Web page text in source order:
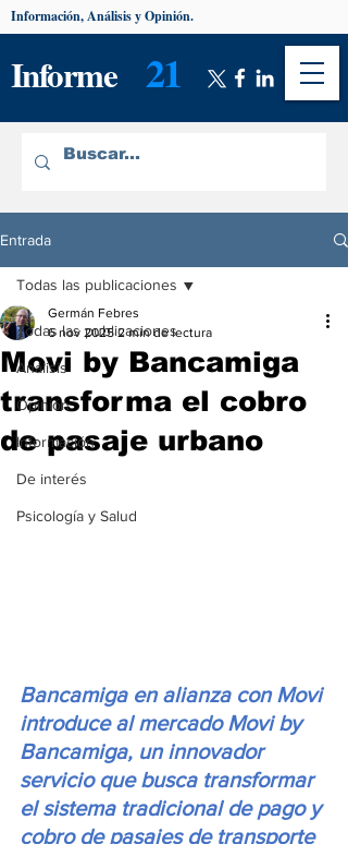
Informe 21
Información, Análisis y Opinión.
Entrada
Todas las publicaciones
Análisis
Opinión
Información
De interés
Psicología y Salud
Todas las publicaciones
Movi by Bancamiga
transforma el cobro
de pasaje urbano
Germán Febres
6 nov 2025 2 min de lectura
Bancamiga en alianza con Movi
introduce al mercado Movi by
Bancamiga, un innovador
servicio que busca transformar
el sistema tradicional de pago y
cobro de pasajes de transporte